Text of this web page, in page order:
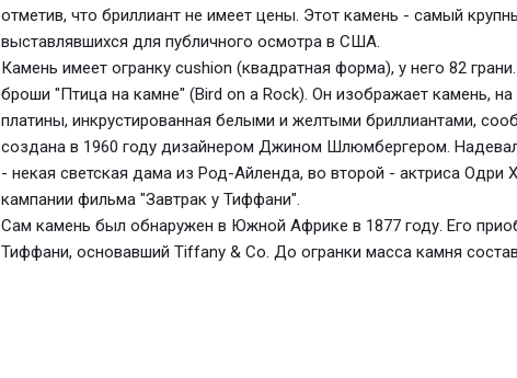
отметив, что бриллиант не имеет цены. Этот камень - самый
выставлявшихся для публичного осмотра в США.
Камень имеет огранку cushion (квадратная форма), у него 82
броши "Птица на камне" (Bird on a Rock). Он изображает камень,
платины, инкрустированная белыми и желтыми бриллиантами,
создана в 1960 году дизайнером Джином Шлюмбергером.
- некая светская дама из Род-Айленда, во второй - актриса Одри
кампании фильма "Завтрак у Тиффани".
Сам камень был обнаружен в Южной Африке в 1877 году. Его
Тиффани, основавший Tiffany & Co. До огранки масса камня